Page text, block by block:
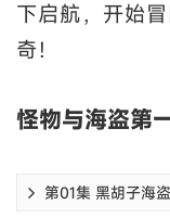
下启航，开始
奇！
怪物与海盗第
第01集 黑胡子海